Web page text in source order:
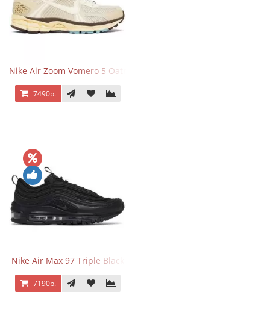
Nike Air Zoom Vomero 5 Oatmeal
7490р.
Nike Air Max 97 Triple Black
7190р.